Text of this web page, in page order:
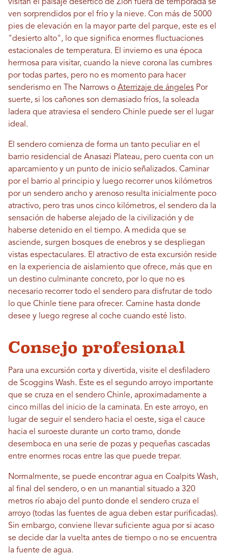
visitan el paisaje desértico de Zion fuera de temporada se
ven sorprendidos por el frío y la nieve. Con más de 5000
pies de elevación en la mayor parte del parque, este es el
"desierto alto", lo que significa enormes fluctuaciones
estacionales de temperatura. El invierno es una época
hermosa para visitar, cuando la nieve corona las cumbres
por todas partes, pero no es momento para hacer
senderismo en The Narrows o Aterrizaje de ángeles Por
suerte, si los cañones son demasiado fríos, la soleada
ladera que atraviesa el sendero Chinle puede ser el lugar
ideal.
El sendero comienza de forma un tanto peculiar en el
barrio residencial de Anasazi Plateau, pero cuenta con un
aparcamiento y un punto de inicio señalizados. Caminar
por el barrio al principio y luego recorrer unos kilómetros
por un sendero ancho y arenoso resulta inicialmente poco
atractivo, pero tras unos cinco kilómetros, el sendero da la
sensación de haberse alejado de la civilización y de
haberse detenido en el tiempo. A medida que se
asciende, surgen bosques de enebros y se despliegan
vistas espectaculares. El atractivo de esta excursión reside
en la experiencia de aislamiento que ofrece, más que en
un destino culminante concreto, por lo que no es
necesario recorrer todo el sendero para disfrutar de todo
lo que Chinle tiene para ofrecer. Camine hasta donde
desee y luego regrese al coche cuando esté listo.
Consejo profesional
Para una excursión corta y divertida, visite el desfiladero
de Scoggins Wash. Este es el segundo arroyo importante
que se cruza en el sendero Chinle, aproximadamente a
cinco millas del inicio de la caminata. En este arroyo, en
lugar de seguir el sendero hacia el oeste, siga el cauce
hacia el suroeste durante un corto tramo, donde
desemboca en una serie de pozas y pequeñas cascadas
entre enormes rocas entre las que puede trepar.
Normalmente, se puede encontrar agua en Coalpits Wash,
al final del sendero, o en un manantial situado a 320
metros río abajo del punto donde el sendero cruza el
arroyo (todas las fuentes de agua deben estar purificadas).
Sin embargo, conviene llevar suficiente agua por si acaso
se decide dar la vuelta antes de tiempo o no se encuentra
la fuente de agua.